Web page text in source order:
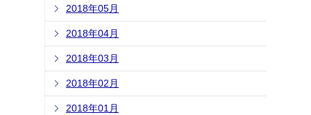
2018年05月
2018年04月
2018年03月
2018年02月
2018年01月